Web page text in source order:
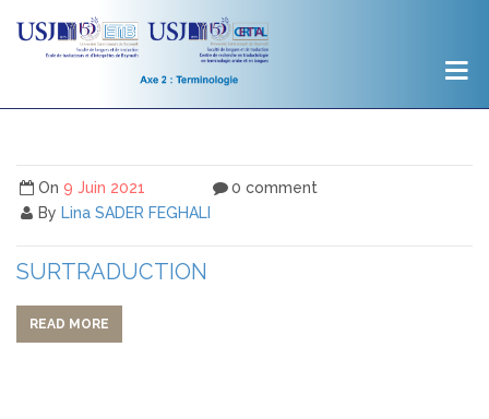
On 9 Juin 2021
By Lina SADER FEGHALI
0 comment
SURTRADUCTION
READ MORE